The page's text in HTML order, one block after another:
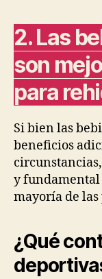
2. Las
son
para
Si bien las
beneficios
y
mayoría de las
¿Qué